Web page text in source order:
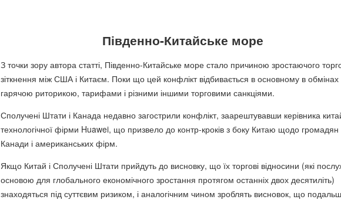
Південно-Китайське море
З точки зору автора статті, Південно-Китайське море стало причиною зростаючого
зіткнення між США і Китаєм. Поки що цей конфлікт відбивається в основному в обмінах
гарячою риторикою, тарифами і різними іншими торговими санкціями.
Сполучені Штати і Канада недавно загострили конфлікт, заарештувавши керівника
технологічної фірми Huawei, що призвело до контр-кроків з боку Китаю щодо громадян
Канади і американських фірм.
Якщо Китай і Сполучені Штати прийдуть до висновку, що їх торгові відносини (які
основою для глобального економічного зростання протягом останніх двох десятиліть)
знаходяться під суттєвим ризиком, і аналогічним чином зроблять висновок, що